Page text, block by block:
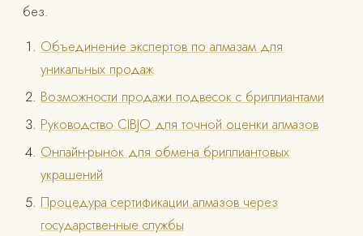
без.
Объединение экспертов по алмазам для
уникальных продаж
Возможности продажи подвесок с бриллиантами
Руководство CIBJO для точной оценки алмазов
Онлайн-рынок для обмена бриллиантовых
украшений
Процедура сертификации алмазов через
государственные службы